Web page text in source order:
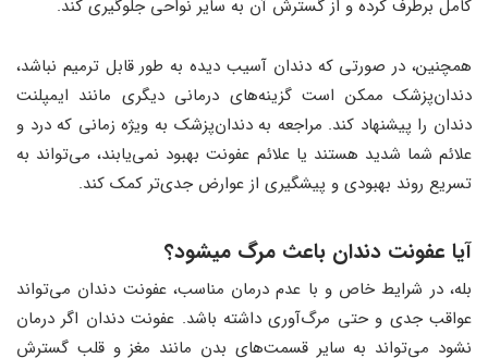
کامل برطرف کرده و از گسترش آن به سایر نواحی جلوگیری کند.
همچنین، در صورتی که دندان آسیب دیده به طور قابل ترمیم نباشد،
دندان‌پزشک ممکن است گزینه‌های درمانی دیگری مانند ایمپلنت
دندان را پیشنهاد کند. مراجعه به دندان‌پزشک به ویژه زمانی که درد و
علائم شما شدید هستند یا علائم عفونت بهبود نمی‌یابند، می‌تواند به
تسریع روند بهبودی و پیشگیری از عوارض جدی‌تر کمک کند.
آیا عفونت دندان باعث مرگ میشود؟
بله، در شرایط خاص و با عدم درمان مناسب، عفونت دندان می‌تواند
عواقب جدی و حتی مرگ‌آوری داشته باشد. عفونت دندان اگر درمان
نشود می‌تواند به سایر قسمت‌های بدن مانند مغز و قلب گسترش